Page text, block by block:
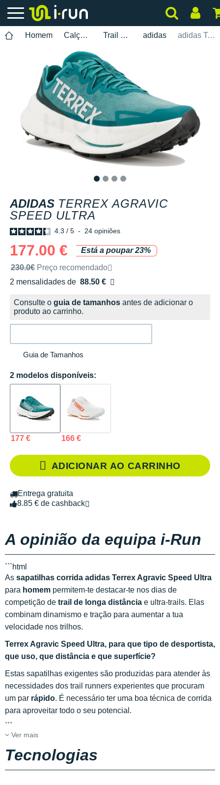
Homem Calçados Trail Running adidas adidas Terrex Agravic Speed Ultra
ADIDAS TERREX AGRAVIC
SPEED ULTRA
4.3 / 5 - 24 opiniões
177.00 €
Está a poupar 23%
Preço de venda recomendado pela marca
230.0€ Preço recomendado
2 mensalidades de 88.50 €
sem custos
Consulte o guia de tamanhos antes de adicionar o
produto ao carrinho.
Guia de Tamanhos
2 modelos disponíveis:
177 € 166 €
ADICIONAR AO CARRINHO
Entrega gratuita
8.85 € de cashback
A opinião da equipa i-Run
```html
As sapatilhas corrida adidas Terrex Agravic Speed Ultra
para homem permitem-te destacar-te nos dias de
competição de trail de longa distância e ultra-trails. Elas
combinam dinamismo e tração para aumentar a tua
velocidade nos trilhos.
Terrex Agravic Speed Ultra, para que tipo de desportista,
que uso, que distância e que superfície?
Estas sapatilhas exigentes são produzidas para atender às
necessidades dos trail runners experientes que procuram
um par rápido. É necessário ter uma boa técnica de corrida
para aproveitar todo o seu potencial.
```
Ver mais
Tecnologias